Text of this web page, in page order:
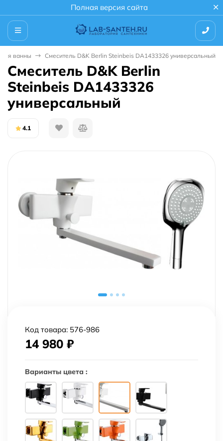
Полная версия сайта
ванны Смеситель D&K Berlin Steinbeis DA1433326 универсальный
Смеситель D&K Berlin
Steinbeis DA1433326
универсальный
4.1
Код товара: 576-986
14 980 ₽
Варианты цвета :